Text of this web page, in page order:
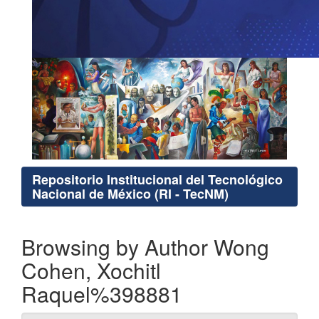
Repositorio Institucional del Tecnológico
Nacional de México (RI - TecNM)
Browsing by Author Wong
Cohen, Xochitl
Raquel%398881